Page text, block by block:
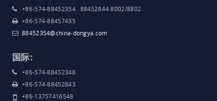
+86-574-88452354 88452844-8002/8802
+86-574-88457435
88452354@china-dongya.com
国际:
+86-574-88452348
+86-574-88452843
+86-13757416548